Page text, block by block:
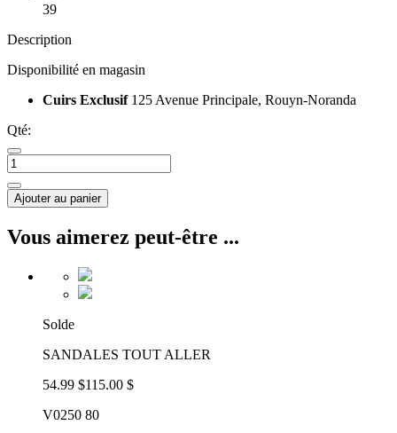
39
Description
Disponibilité en magasin
Cuirs Exclusif 125 Avenue Principale, Rouyn-Noranda
Qté:
Ajouter au panier
Vous aimerez peut-être ...
Solde
SANDALES TOUT ALLER
54.99 $115.00 $
V0250 80